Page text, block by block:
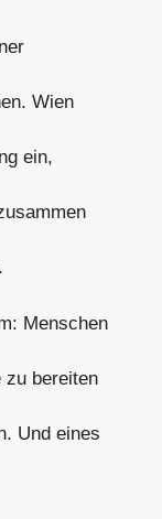
Wien
ein,
Menschen
zu bereiten
Und eines